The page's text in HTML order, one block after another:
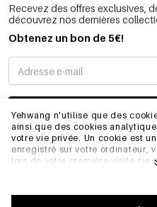
Yehwang n'utilise que des
ainsi que des cookies
votre vie privée. Un cookie est
enregistré sur votre ordinateur,
lors de votre première visite sur
fonctionner correctement et de
Recevez des offres exclusives,
découvrez nos dernières
Obtenez un bon de 5€!
JE
INFORMATIONS